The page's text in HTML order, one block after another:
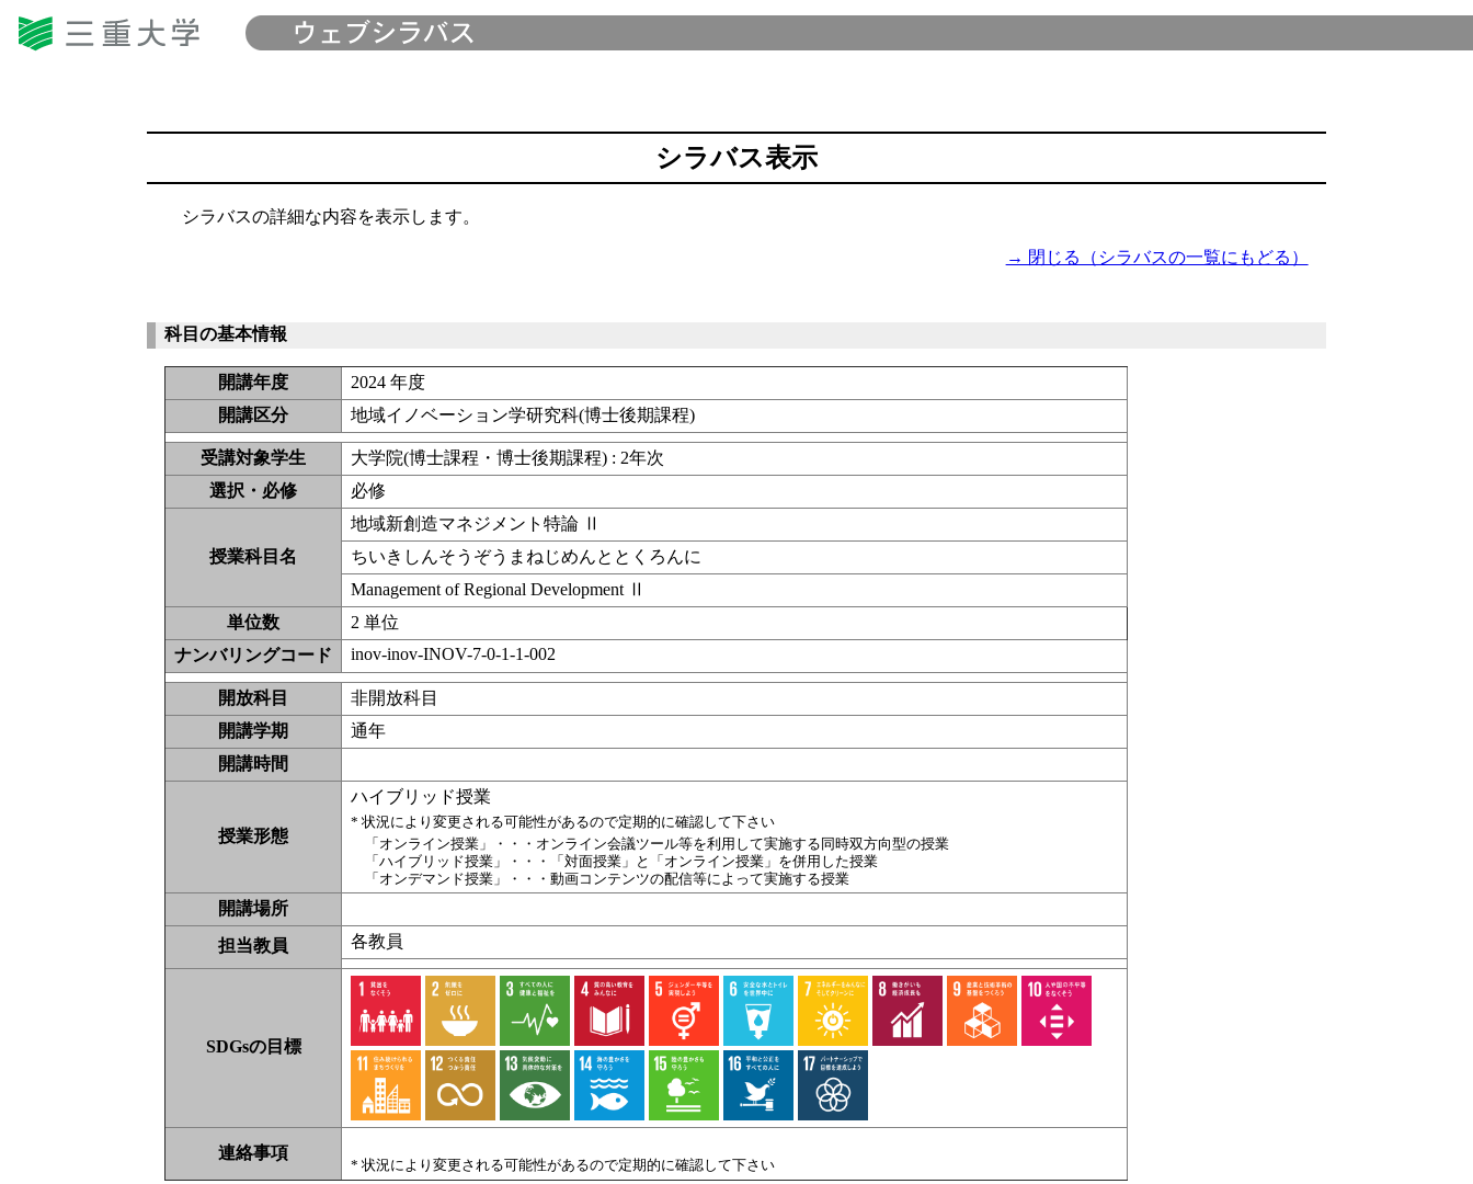
シラバス表示
シラバスの詳細な内容を表示します。
→ 閉じる（シラバスの一覧にもどる）
科目の基本情報
開講年度
2024 年度
開講区分
地域イノベーション学研究科(博士後期課程)
受講対象学生
大学院(博士課程・博士後期課程) : 2年次
選択・必修
必修
授業科目名
地域新創造マネジメント特論 Ⅱ
ちいきしんそうぞうまねじめんととくろんに
Management of Regional Development Ⅱ
単位数
2 単位
ナンバリングコード
inov-inov-INOV-7-0-1-1-002
開放科目
非開放科目
開講学期
通年
開講時間
授業形態
ハイブリッド授業
* 状況により変更される可能性があるので定期的に確認して下さい
「オンライン授業」・・・オンライン会議ツール等を利用して実施する同時双方向型の授業
「ハイブリッド授業」・・・「対面授業」と「オンライン授業」を併用した授業
「オンデマンド授業」・・・動画コンテンツの配信等によって実施する授業
開講場所
担当教員
各教員
SDGsの目標
連絡事項
* 状況により変更される可能性があるので定期的に確認して下さい